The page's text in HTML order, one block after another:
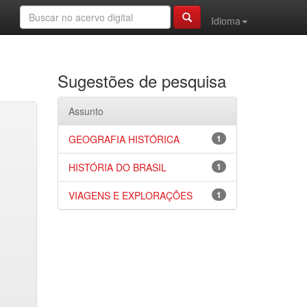
Idioma
Sugestões de pesquisa
Assunto
1
GEOGRAFIA HISTÓRICA
1
HISTÓRIA DO BRASIL
1
VIAGENS E EXPLORAÇÕES